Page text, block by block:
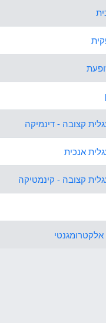
קצובה - דינמיקה
אנכית
קצובה - קינמטיקה